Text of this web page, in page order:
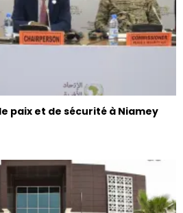
paix et de sécurité à Niamey